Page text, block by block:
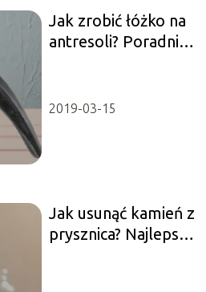
Jak zrobić łóżko na
antresoli? Poradnik
2019-03-15
Jak usunąć kamień z
prysznica? Najlepsze